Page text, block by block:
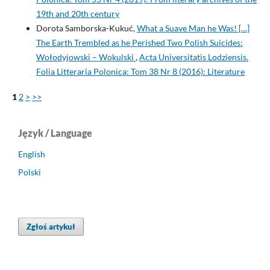
19th and 20th century
Dorota Samborska-Kukuć,What a Suave Man he Was! […]
The Earth Trembled as he Perished Two Polish Suicides:
Wołodyjowski – Wokulski ,Acta Universitatis Lodziensis.
Folia Litteraria Polonica: Tom 38 Nr 8 (2016): Literature
1 2 > >>
Język / Language
English
Polski
Zgłoś artykuł